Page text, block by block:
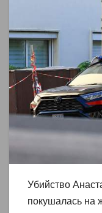
Убийство
покушалась на